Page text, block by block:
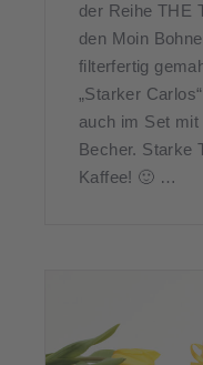
der Reihe THE
den Moin
filterfertig
„Starker
auch im Set
Becher. Starke
Kaffee! 🙂 …